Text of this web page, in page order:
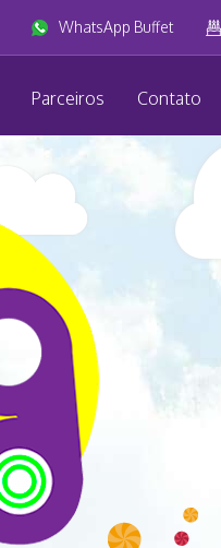
WhatsApp Buffet
Parceiros Contato